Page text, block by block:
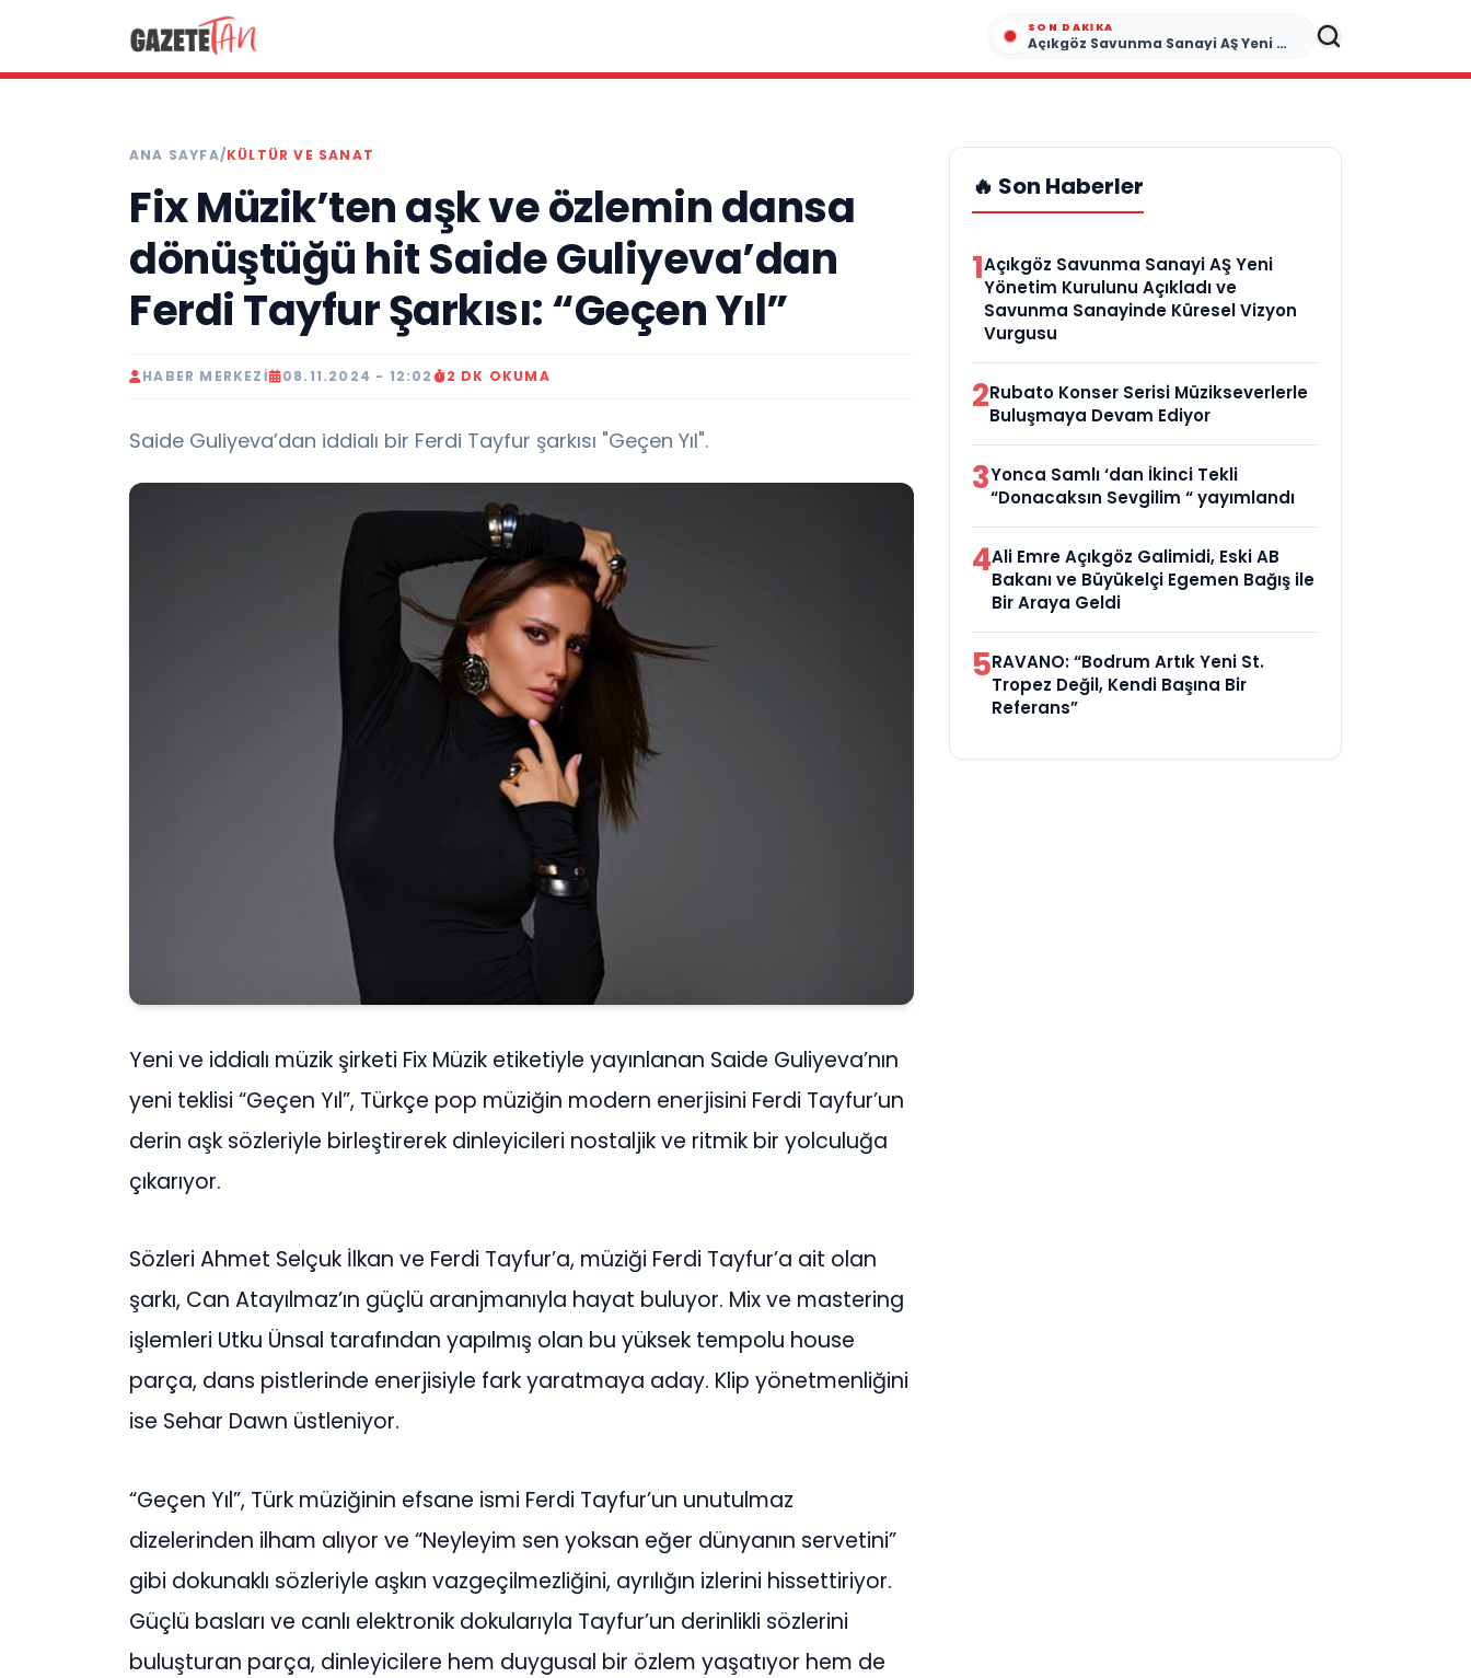
SON DAKIKA
Açıkgöz Savunma Sanayi AŞ Yeni Yönetim Kurulunu Açıkladı ve Savunma Sanayinde Küresel Vizyon Vurgusu
ANA SAYFA/KÜLTÜR VE SANAT
Fix Müzik’ten aşk ve özlemin dansa
dönüştüğü hit Saide Guliyeva’dan
Ferdi Tayfur Şarkısı: “Geçen Yıl”
HABER MERKEZI 08.11.2024 - 12:02 2 DK OKUMA
Saide Guliyeva’dan iddialı bir Ferdi Tayfur şarkısı "Geçen Yıl".
Yeni ve iddialı müzik şirketi Fix Müzik etiketiyle yayınlanan Saide Guliyeva’nın
yeni teklisi “Geçen Yıl”, Türkçe pop müziğin modern enerjisini Ferdi Tayfur’un
derin aşk sözleriyle birleştirerek dinleyicileri nostaljik ve ritmik bir yolculuğa
çıkarıyor.
Sözleri Ahmet Selçuk İlkan ve Ferdi Tayfur’a, müziği Ferdi Tayfur’a ait olan
şarkı, Can Atayılmaz’ın güçlü aranjmanıyla hayat buluyor. Mix ve mastering
işlemleri Utku Ünsal tarafından yapılmış olan bu yüksek tempolu house
parça, dans pistlerinde enerjisiyle fark yaratmaya aday. Klip yönetmenliğini
ise Sehar Dawn üstleniyor.
“Geçen Yıl”, Türk müziğinin efsane ismi Ferdi Tayfur’un unutulmaz
dizelerinden ilham alıyor ve “Neyleyim sen yoksan eğer dünyanın servetini”
gibi dokunaklı sözleriyle aşkın vazgeçilmezliğini, ayrılığın izlerini hissettiriyor.
Güçlü basları ve canlı elektronik dokularıyla Tayfur’un derinlikli sözlerini
buluşturan parça, dinleyicilere hem duygusal bir özlem yaşatıyor hem de
🔥 Son Haberler
1Açıkgöz Savunma Sanayi AŞ Yeni
Yönetim Kurulunu Açıkladı ve
Savunma Sanayinde Küresel Vizyon
Vurgusu
2Rubato Konser Serisi Müzikseverlerle
Buluşmaya Devam Ediyor
3Yonca Samlı ‘dan İkinci Tekli
“Donacaksın Sevgilim “ yayımlandı
4Ali Emre Açıkgöz Galimidi, Eski AB
Bakanı ve Büyükelçi Egemen Bağış ile
Bir Araya Geldi
5RAVANO: “Bodrum Artık Yeni St.
Tropez Değil, Kendi Başına Bir
Referans”